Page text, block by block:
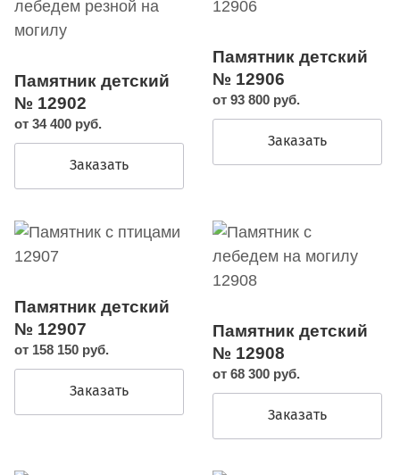
Памятник детский
№ 12902
от 34 400 руб.
Заказать
Памятник детский
№ 12906
от 93 800 руб.
Заказать
Памятник детский
№ 12907
от 158 150 руб.
Заказать
Памятник детский
№ 12908
от 68 300 руб.
Заказать